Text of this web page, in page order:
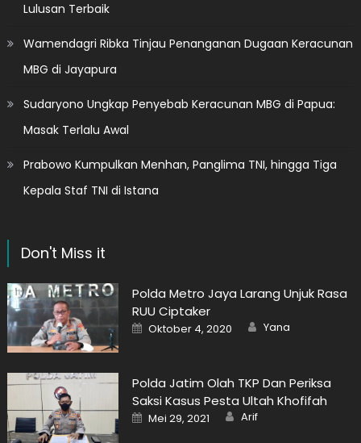
Lulusan Terbaik
Wamendagri Ribka Tinjau Penanganan Dugaan Keracunan
MBG di Jayapura
Sudaryono Ungkap Penyebab Keracunan MBG di Papua:
Masak Terlalu Awal
Prabowo Kumpulkan Menhan, Panglima TNI, hingga Tiga
Kepala Staf TNI di Istana
Don't Miss it
Polda Metro Jaya Larang Unjuk Rasa
RUU Ciptaker
Posted
on
Oktober 4, 2020 Author
Yana
Polda Jatim Olah TKP Dan Periksa
Saksi Kasus Pesta Ultah Khofifah
Posted
on
Mei 29, 2021 Author
Arif